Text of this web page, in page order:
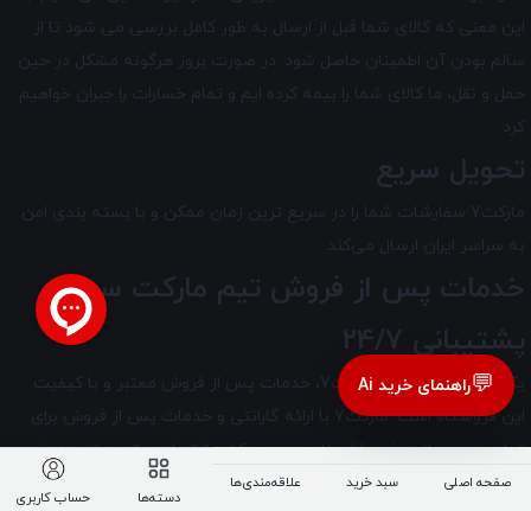
💬راهنمای خرید Ai
این معنی که کالای شما قبل از ارسال به طور کامل بررسی می شود تا از
سالم بودن آن اطمینان حاصل شود. در صورت بروز هرگونه مشکل در حین
حمل و نقل، ما کالای شما را بیمه کرده ایم و تمام خسارات را جبران خواهیم
کرد.
تحویل سریع
مارکت7 سفارشات شما را در سریع ترین زمان ممکن و با بسته بندی امن
به سراسر ایران ارسال می‌کند.
خدمات پس از فروش تیم مارکت سونو
پشتیبانی 24/7
یکی از مزایای خرید از مارکت7، خدمات پس از فروش معتبر و با کیفیت
این فروشگاه است. مارکت7 با ارائه گارانتی و خدمات پس از فروش برای
تمامی محصولات خود، اطمینان می‌دهد که مشتریان بهترین تجربه خرید
صفحه اصلی سبد خرید
علاقه‌مندی‌ها
دسته‌ها
حساب کاربری